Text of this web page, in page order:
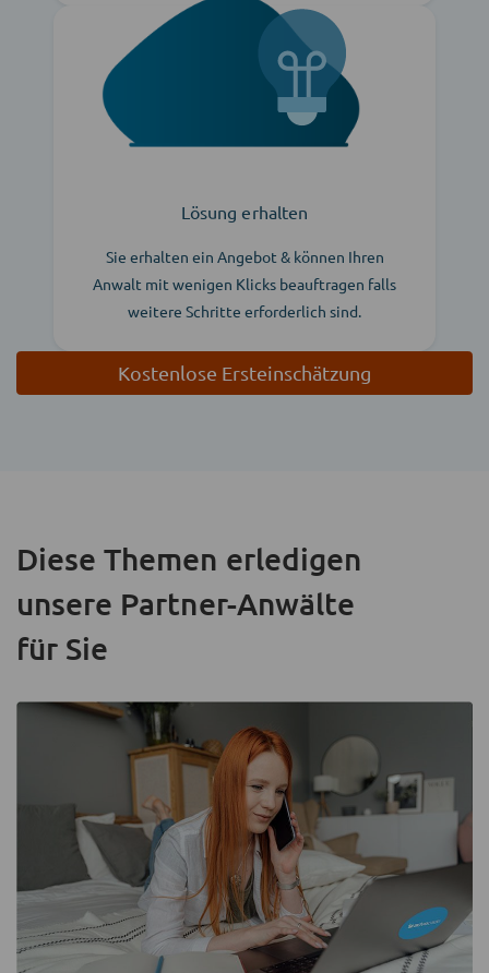
Lösung erhalten
Sie erhalten ein Angebot & können Ihren
Anwalt mit wenigen Klicks beauftragen falls
weitere Schritte erforderlich sind.
Kostenlose Ersteinschätzung
Diese Themen erledigen
unsere Partner-Anwälte
für Sie